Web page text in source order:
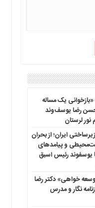
یک مساله
حسن رضا یوسف‌وند
لرستان
ایران؛ از بحران
و پیامدهای
یوسفوند رئیس اسبق
خواهی» دکتر رضا
نگار و مدرس